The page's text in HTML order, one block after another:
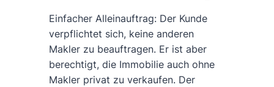
Einfacher Alleinauftrag: Der Kunde
verpflichtet sich, keine anderen
Makler zu beauftragen. Er ist aber
berechtigt, die Immobilie auch ohne
Makler privat zu verkaufen. Der